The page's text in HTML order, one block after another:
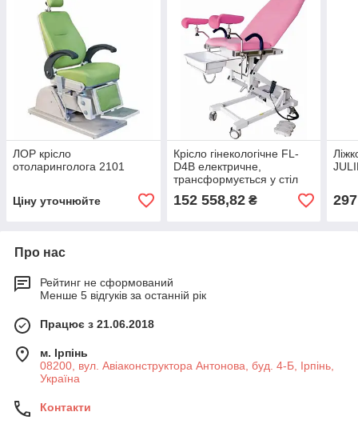
ЛОР крісло
отоларинголога 2101
Ціну уточнюйте
Крісло гінекологічне FL-
D4B електричне,
трансформується у стіл
152 558,82₴
Про нас
Рейтинг не сформований
Менше 5 відгуків за останній рік
Працює з 21.06.2018
м. Ірпінь
08200, вул. Авіаконструктора Антонова, буд. 4-Б, Ірпінь,
Україна
Контакти